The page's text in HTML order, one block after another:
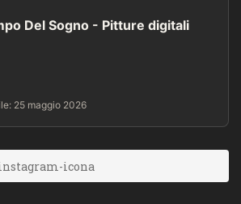
Del Sogno - Pitture digitali
25 maggio 2026
icona